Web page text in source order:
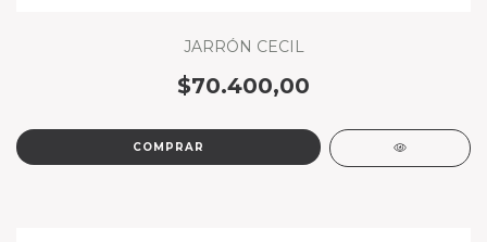
JARRÓN CECIL
$70.400,00
COMPRAR